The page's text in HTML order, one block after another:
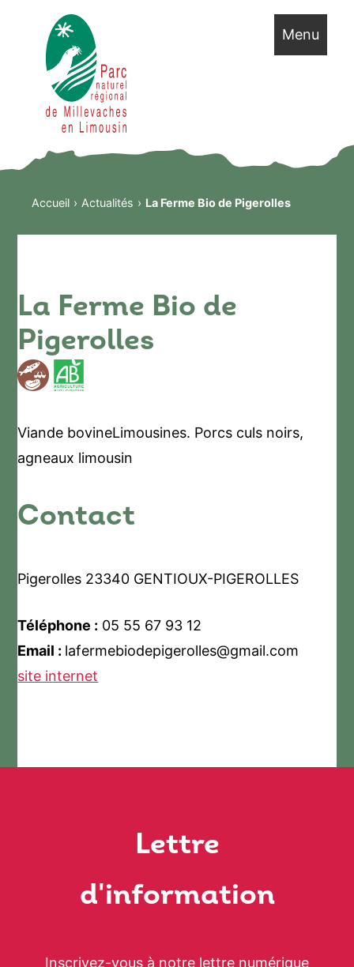
Menu
Accueil Actualités La Ferme Bio de Pigerolles
La Ferme Bio de
Pigerolles
Viande bovineLimousines. Porcs culs noirs,
agneaux limousin
Contact
Pigerolles 23340 GENTIOUX-PIGEROLLES
Téléphone : 05 55 67 93 12
Email : lafermebiodepigerolles@gmail.com
site internet
Lettre
d'information
Inscrivez-vous à notre lettre numérique